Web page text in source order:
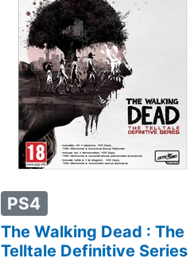
PS4
The Walking Dead : The
Telltale Definitive Series